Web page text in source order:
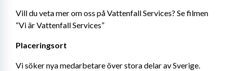
Vill du veta mer om oss på Vattenfall Services? Se filmen
“Vi är Vattenfall Services”
Placeringsort
Vi söker nya medarbetare över stora delar av Sverige.